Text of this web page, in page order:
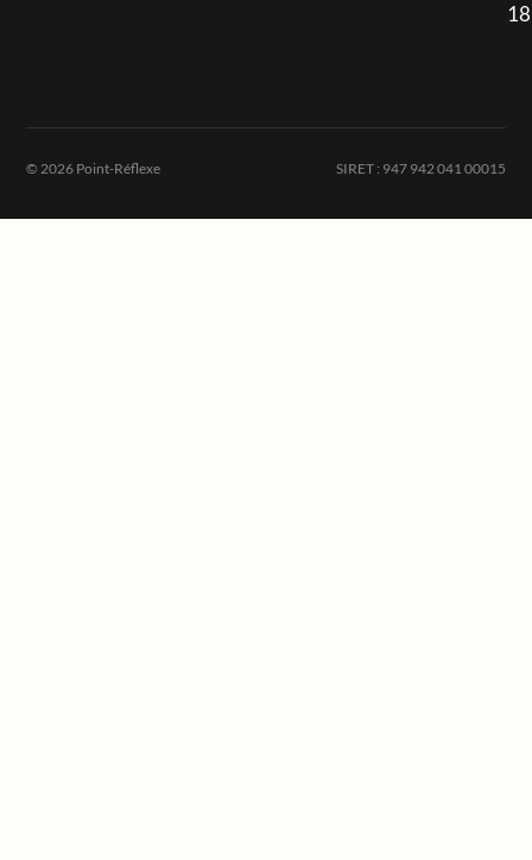
© 2026 Point-Réflexe SIRET : 947 942 041 00015